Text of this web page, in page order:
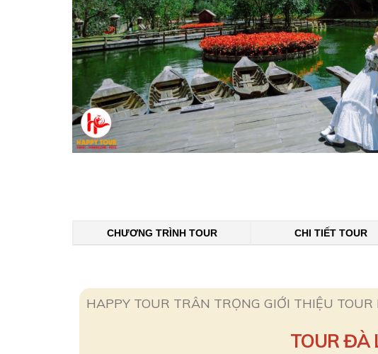
CHƯƠNG TRÌNH TOUR CHI TIẾT TOUR
HAPPY TOUR TRÂN TRỌNG GIỚI THIỆU
TOUR ĐÀ